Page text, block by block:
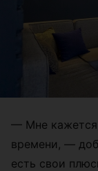
— Мне
времени, —
есть свои